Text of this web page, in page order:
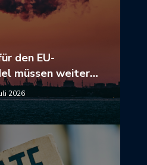
den EU-
müssen weiter…
2026